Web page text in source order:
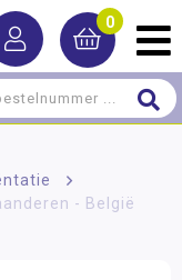
0
>
- België